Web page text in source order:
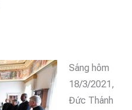
Sáng hôm
18/3/2021,
Đức Thánh